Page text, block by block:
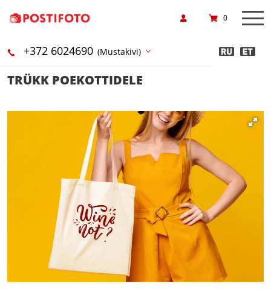
+372 6024690 (Mustakivi)
0
TRÜKK POEKOTTIDELE